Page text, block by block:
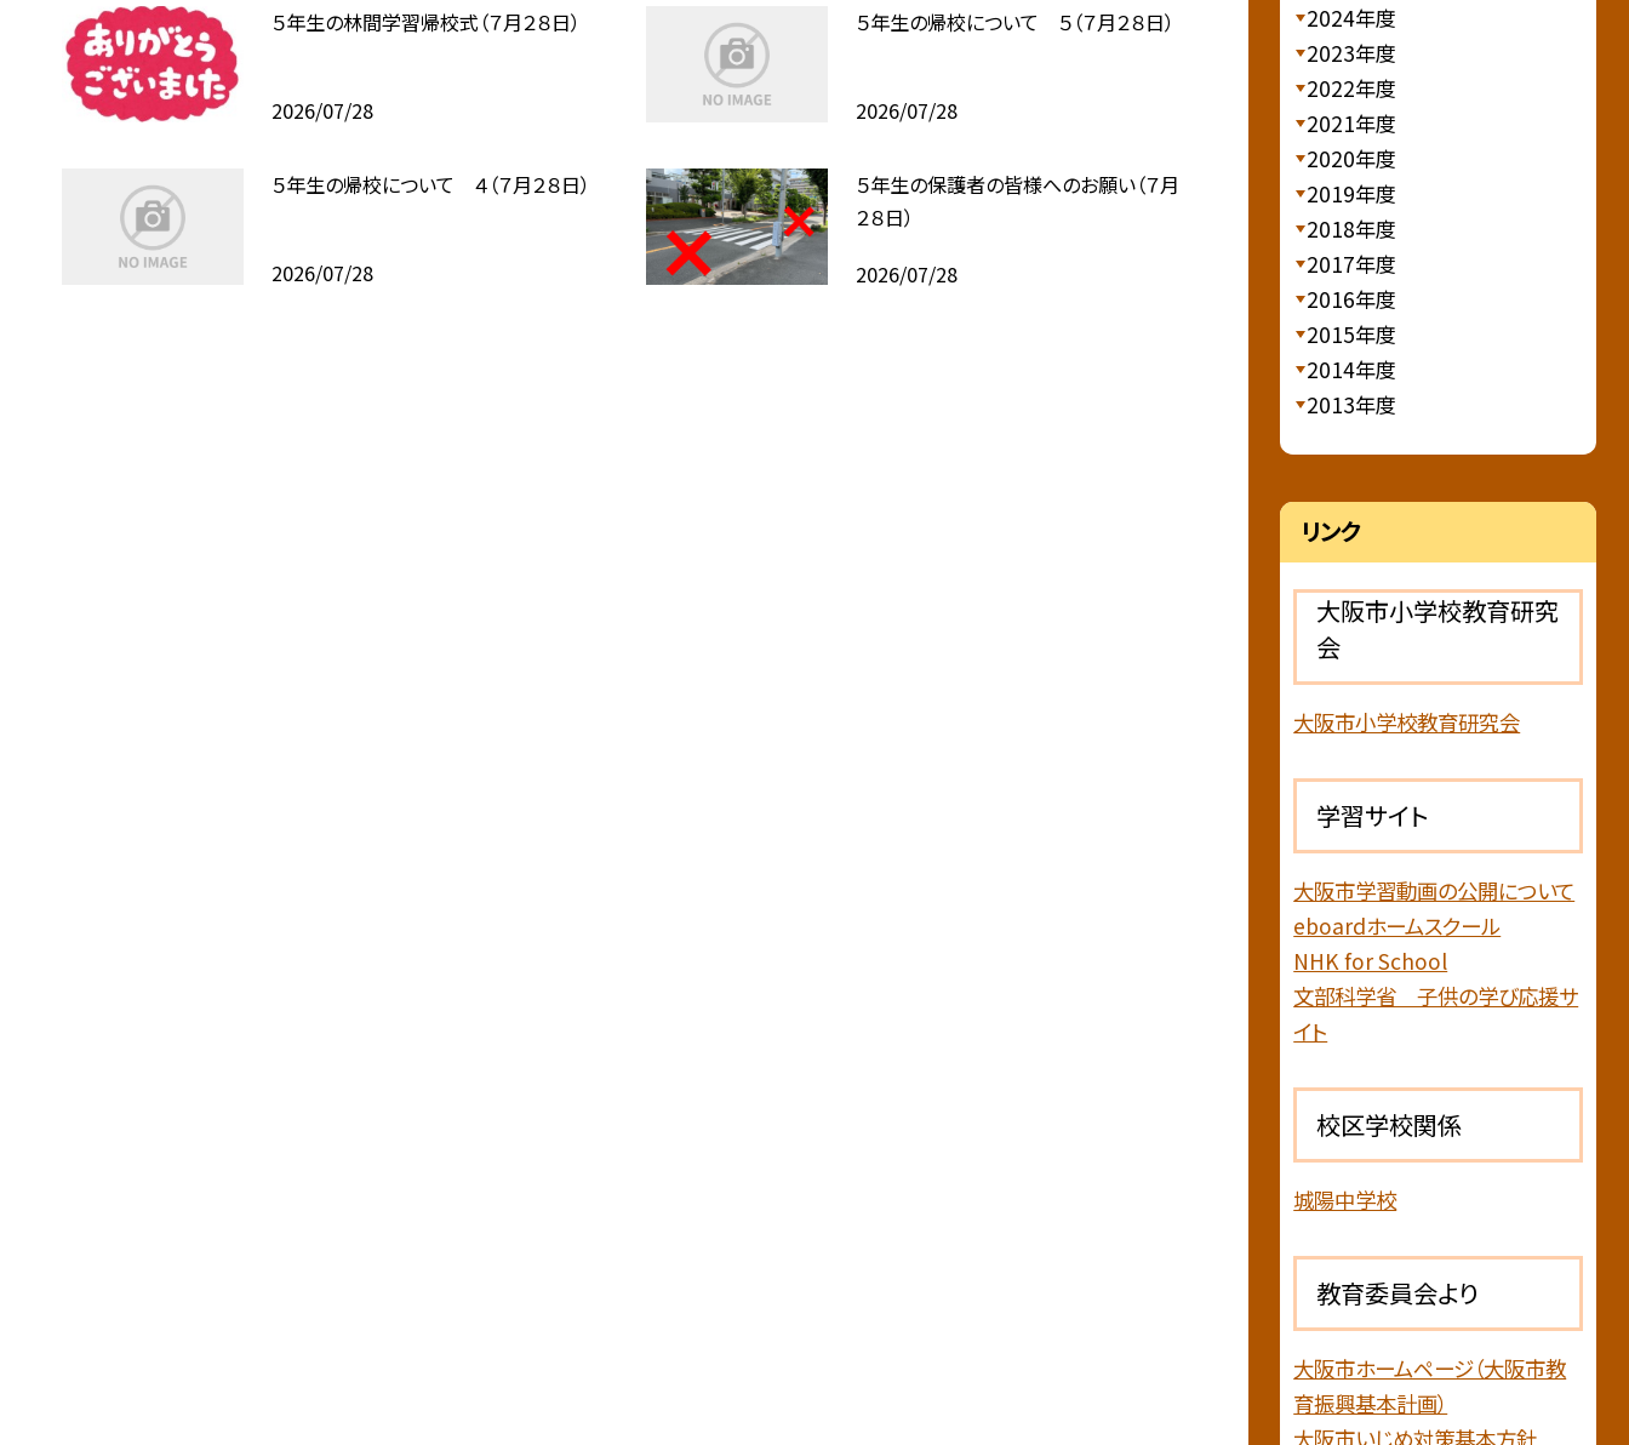
５年生の林間学習帰校式（７月２８日）
2026/07/28
５年生の帰校について ５（７月２８日）
2026/07/28
５年生の帰校について ４（７月２８日）
2026/07/28
５年生の保護者の皆様へのお願い（７月
２８日）
2026/07/28
2024年度
2023年度
2022年度
2021年度
2020年度
2019年度
2018年度
2017年度
2016年度
2015年度
2014年度
2013年度
リンク
大阪市小学校教育研究
会
大阪市小学校教育研究会
学習サイト
大阪市学習動画の公開について
eboardホームスクール
NHK for School
文部科学省 子供の学び応援サ
イト
校区学校関係
城陽中学校
教育委員会より
大阪市ホームページ（大阪市教
育振興基本計画）
大阪市いじめ対策基本方針